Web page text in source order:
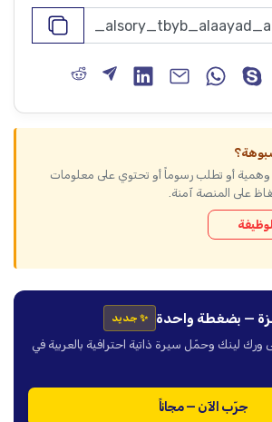
وهمية أو تطلب رسوماً أو تحتوي على معلومات
على المنصة آمنة.
— بضغطة واحدة ✨ جديد
لينك وحمّل سيرة ذاتية احترافية بالعربية في
جرّب الآن — مجاناً